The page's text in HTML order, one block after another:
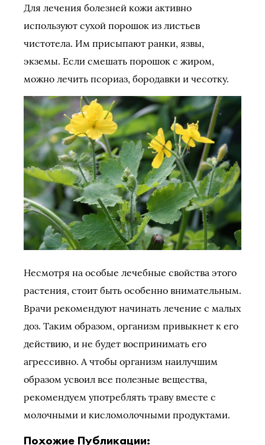
Для лечения болезней кожи активно
используют сухой порошок из листьев
чистотела. Им присыпают ранки, язвы,
экземы. Если смешать порошок с жиром,
можно лечить псориаз, бородавки и чесотку.
Несмотря на особые лечебные свойства этого
растения, стоит быть особенно внимательным.
Врачи рекомендуют начинать лечение с малых
доз. Таким образом, организм привыкнет к его
действию, и не будет воспринимать его
агрессивно. А чтобы организм наилучшим
образом усвоил все полезные вещества,
рекомендуем употреблять траву вместе с
молочными и кисломолочными продуктами.
Похожие Публикации: